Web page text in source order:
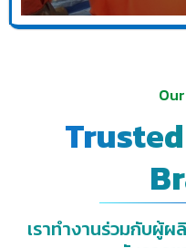
เราทำงานร่วมกับผู้